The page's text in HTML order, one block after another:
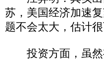
苏，美国经济加速
题不会太大，估计很
投资方面，虽然